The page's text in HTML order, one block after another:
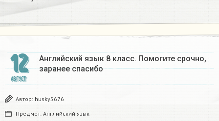
12
АВГУСТ
Английский язык 8 класс. Помогите срочно,
заранее спасибо​
Автор: husky5676
Предмет: Английский язык